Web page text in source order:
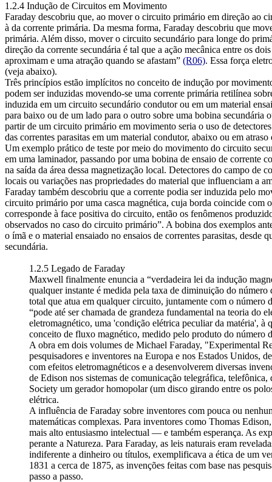
1.2.4 Indução de Circuitos em Movimento
Faraday descobriu que, ao mover o circuito primário em direção ao
à da corrente primária. Da mesma forma, Faraday descobriu que
primária. Além disso, mover o circuito secundário para longe do
direção da corrente secundária é tal que a ação mecânica entre os
aproximam e uma atração quando se afastam” (R06). Essa força
(veja abaixo).
Três princípios estão implícitos no conceito de indução por
podem ser induzidas movendo-se uma corrente primária retilínea
induzida em um circuito secundário condutor ou em um material
para baixo ou de um lado para o outro sobre uma bobina
partir de um circuito primário em movimento seria o uso de
das correntes parasitas em um material condutor, abaixo ou em
Um exemplo prático de teste por meio do movimento do circuito
em uma laminador, passando por uma bobina de ensaio de
na saída da área dessa magnetização local. Detectores do campo de
locais ou variações nas propriedades do material que influenciam a
Faraday também descobriu que a corrente podia ser induzida pelo
circuito primário por uma casca magnética, cuja borda coincide com
corresponde à face positiva do circuito, então os fenômenos
observados no caso do circuito primário”. A bobina dos exemplos
o ímã e o material ensaiado no ensaios de correntes parasitas, desde
secundária.
1.2.5 Legado de Faraday
Maxwell finalmente enuncia a “verdadeira lei da indução
qualquer instante é medida pela taxa de diminuição do
total que atua em qualquer circuito, juntamente com o número
“pode até ser chamada de grandeza fundamental na teoria do
eletromagnético, uma 'condição elétrica peculiar da matéria',
conceito de fluxo magnético, medido pelo produto do número
A obra em dois volumes de Michael Faraday, "Experimental
pesquisadores e inventores na Europa e nos Estados Unidos,
com efeitos eletromagnéticos e a desenvolverem diversas
de Edison nos sistemas de comunicação telegráfica,
Society um gerador homopolar (um disco girando entre os
elétrica.
A influência de Faraday sobre inventores com pouca ou
matemáticas complexas. Para inventores como Thomas
mais alto entusiasmo intelectual — e também esperança. As
perante a Natureza. Para Faraday, as leis naturais eram
indiferente a dinheiro ou títulos, exemplificava a ética de um
1831 a cerca de 1875, as invenções feitas com base nas
passo a passo.